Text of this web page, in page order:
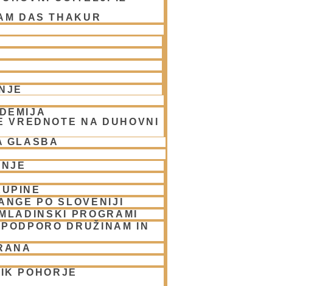
DAS THAKUR
VREDNOTE NA DUHOVNI
GLASBA
PO SLOVENIJI
PROGRAMI
DRUŽINAM IN
POHORJE
streams